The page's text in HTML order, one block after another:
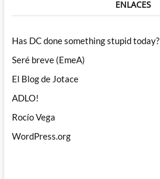
ENLACES
Has DC done something stupid today?
Seré breve (EmeA)
El Blog de Jotace
ADLO!
Rocío Vega
WordPress.org